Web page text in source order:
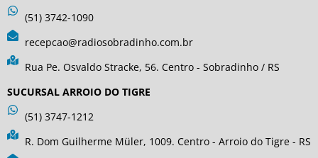
(51) 3742-1090
recepcao@radiosobradinho.com.br
Rua Pe. Osvaldo Stracke, 56. Centro - Sobradinho / RS
SUCURSAL ARROIO DO TIGRE
(51) 3747-1212
R. Dom Guilherme Müler, 1009. Centro - Arroio do Tigre - RS